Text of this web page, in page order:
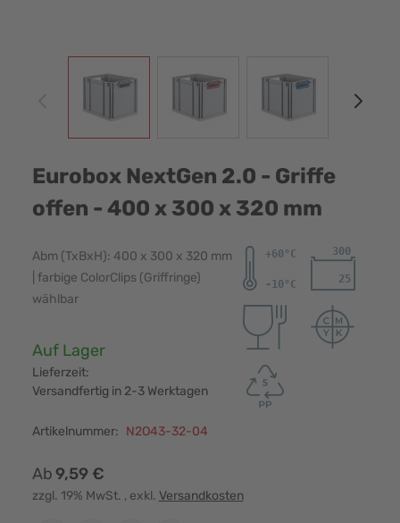
Eurobox NextGen 2.0 - Griffe
offen - 400 x 300 x 320 mm
Abm (TxBxH): 400 x 300 x 320 mm
| farbige ColorClips (Griffringe)
wählbar
Verfügbarkeit:
Auf Lager
Lieferzeit:
Versandfertig in 2-3 Werktagen
Artikelnummer: N2O43-32-04
Ab9,59 €
zzgl. 19% MwSt. , exkl. Versandkosten